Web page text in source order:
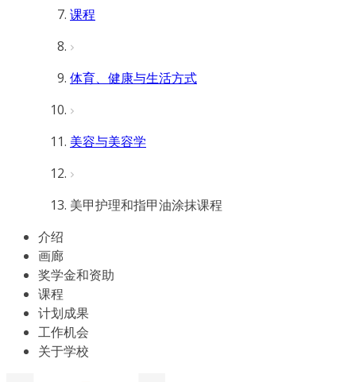
课程
体育、健康与生活方式
美容与美容学
美甲护理和指甲油涂抹课程
介绍
画廊
奖学金和资助
课程
计划成果
工作机会
关于学校